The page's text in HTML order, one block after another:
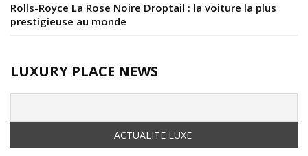
Rolls-Royce La Rose Noire Droptail : la voiture la plus
prestigieuse au monde
LUXURY PLACE NEWS